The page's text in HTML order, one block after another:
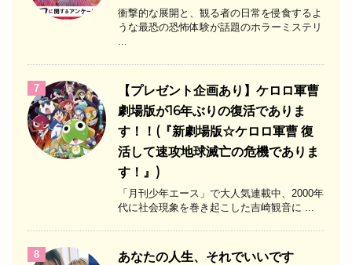
衝撃的な展開と、観る者の日常を侵食するよ
うな最恐の恐怖体験が話題のホラーミステリ
7
【プレゼント企画あり】ケロロ軍曹
劇場版が16年ぶりの復活でありま
す！！(『新劇場版☆ケロロ軍曹 復
活して速攻地球滅亡の危機でありま
す！』)
「月刊少年エース」で大人気連載中、2000年
代に社会現象を巻き起こした吉崎観音に ...
8
あなたの人生、それでいいです